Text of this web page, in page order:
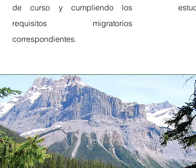
de curso y cumpliendo los
requisitos migratorios
correspondientes.